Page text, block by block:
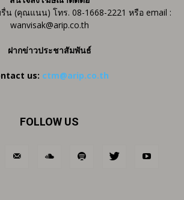
(คุณแนน) โทร. 08-1668-2221 หรือ email :
wanvisak@arip.co.th
ฝากข่าวประชาสัมพันธ์
us: ctm@arip.co.th
FOLLOW US